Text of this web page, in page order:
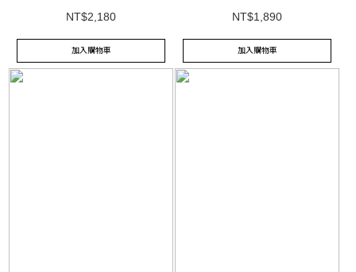
NT$2,180
加入購物車
NT$1,890
加入購物車